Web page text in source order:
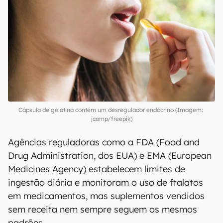
Cápsula de gelatina contém um desregulador endócrino (Imagem:
jcomp/freepik)
Agências reguladoras como a FDA (Food and
Drug Administration, dos EUA) e EMA (European
Medicines Agency) estabelecem limites de
ingestão diária e monitoram o uso de ftalatos
em medicamentos, mas suplementos vendidos
sem receita nem sempre seguem os mesmos